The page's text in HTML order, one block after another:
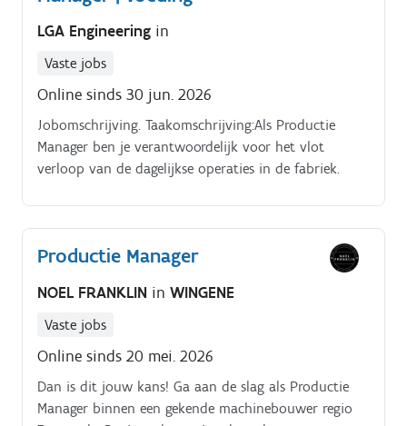
LGA Engineering in
Vaste jobs
Online sinds 30 jun. 2026
Jobomschrijving. Taakomschrijving:Als Productie
Manager ben je verantwoordelijk voor het vlot
verloop van de dagelijkse operaties in de fabriek.
Productie Manager
NOEL FRANKLIN in WINGENE
Vaste jobs
Online sinds 20 mei. 2026
Dan is dit jouw kans! Ga aan de slag als Productie
Manager binnen een gekende machinebouwer regio